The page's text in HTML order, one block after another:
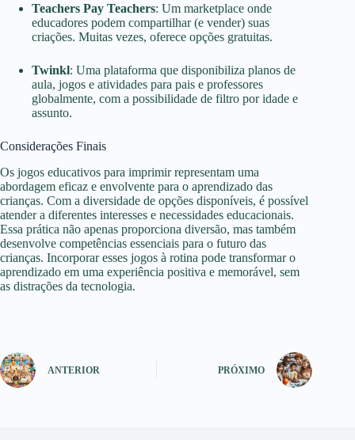
Teachers Pay Teachers: Um marketplace onde
educadores podem compartilhar (e vender) suas
criações. Muitas vezes, oferece opções gratuitas.
Twinkl: Uma plataforma que disponibiliza planos de
aula, jogos e atividades para pais e professores
globalmente, com a possibilidade de filtro por idade e
assunto.
Considerações Finais
Os jogos educativos para imprimir representam uma
abordagem eficaz e envolvente para o aprendizado das
crianças. Com a diversidade de opções disponíveis, é possível
atender a diferentes interesses e necessidades educacionais.
Essa prática não apenas proporciona diversão, mas também
desenvolve competências essenciais para o futuro das
crianças. Incorporar esses jogos à rotina pode transformar o
aprendizado em uma experiência positiva e memorável, sem
as distrações da tecnologia.
ANTERIOR PRÓXIMO